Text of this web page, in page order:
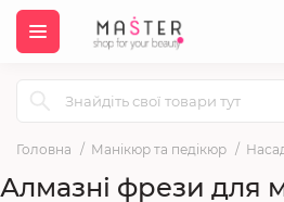
Головна Манікюр та педікюр
Алмазні фрези для